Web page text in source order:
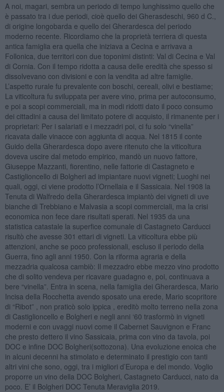
A noi, magari, sembra un periodo di tempo lunghissimo quello che
è passato tra i due periodi, cioè quello dei Gherasdeschi, 960 d C.,
di origine longobarda e quello dei Gherardesca del periodo
moderno recente. Ricordiamo che la proprietà terriera di questa
antica famiglia era quella che iniziava a Cecina e arrivava a
Follonica, due territori con due toponimi distinti: Val di Cecina e Val
di Cornia. Con il tempo ridotta a causa delle eredità che spesso si
dissolvevano con divisioni e con la vendita ad altre famiglie.
L’aspetto rurale fu prevalente con boschi, cereali, olivi e bestiame;
La viticoltura fu sviluppata per avere vino, prima per autoconsumo,
e poi a scopi commerciali, ma in modi ridotti dato il poco consumo
dei cittadini a causa del limitato potere di acquisto, il rimanente per i
proprietari: Per i salariati e i mezzadri poi, ci fu solo “vinella”
ricavata dalle vinacce con aggiunta di acqua. Nel 1815 il conte
Guido della Gherardesca dopo avere ritenuto che la viticoltura
doveva uscire dal metodo empirico, mandò un nuovo fattore,
Giuseppe Mazzanti, fiorentino, nelle fattorie di Castagneto e
Castiglioncello di Bolgheri ad impiantare nuovi vigneti; Luoghi nei
quali, oggi, ci viene prodotto l’Ornellaia e il Sassicaia. Nel 1908 la
Tenuta di Walfredo della Gherardesca impiantò dei vigneti di uve
bianche di Trebbiano e Malvasia a scopi commerciali, ma la crisi
economica non fece dare risultati sperati. Nel 1935 da una
statistica catastale la superfice comunale di Castagneto Carducci
risultò che avesse 301 ettari di vigneti. La viticoltura ebbe più
attenzioni, anche se poco professionali, escluso il periodo della
Guerra, fino agli anni 1950. Con la riforma agraria e della
mezzadria qualcosa cambiò: Il mezzadro ebbe mezzo vino prodotto
che di solito vendeva per ricavare guadagno e, poi, continuava a
bere “vinella”. Entra in scena, nella famiglia dei Gherardesca, Mario
Incisa della Rocchetta avendo sposato una erede, Mario scopritore
di “Ribot” , non praticò solo ippica , ereditò molto terreno nella zona
di Castiglioncello e Bolgheri e negli anni ‘60 trasformò in vigneti
moderni e con uvaggi nuovi come il Cabernet Sauvignon e Franc
che presto dettero il vino Sassicaia, prima con vino da tavola, poi
DOC e infine DOC Bolgheri(sottozona). Una evoluzione enoica che
in alcuni decenni ha stimolato e determinato il prestigio con tanti
altri vini che sono, oggi, tra i migliori d’Europa e del mondo. Voglio
proporre un vino della DOC Bolgheri, Castagneto Carducci, nato da
poco. E’ il Bolgheri DOC Tenuta Meraviglia 2019.